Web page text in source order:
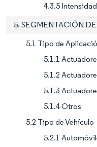
4.3.5
5. SEGMENTACIÓN
5.1 Tipo de
5.1.1
5.1.2
5.1.3
5.1.4 Otros
5.2 Tipo de Vehículo
5.2.1